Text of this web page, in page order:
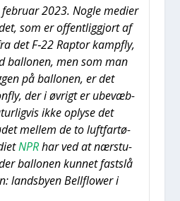
febru­ar 2023. Nog­le medi­er
som er offent­lig­gjort af
det F‑22 Rap­tor kamp­fly,
bal­lo­nen, men som man
på bal­lo­nen, er det
der i øvrigt er ube­væb­
ikke oply­se det
mel­lem de to luft­far­tø­
NPRhar ved at nær­stu­
bal­lo­nen kun­net fast­slå
lands­by­en Bel­l­flower i